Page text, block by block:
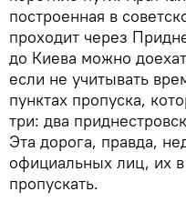
построенная в
проходит через
до Киева можно
если не учитывать
пунктах пропуска,
три: два
Эта дорога, правда,
официальных лиц, их
пропускать.